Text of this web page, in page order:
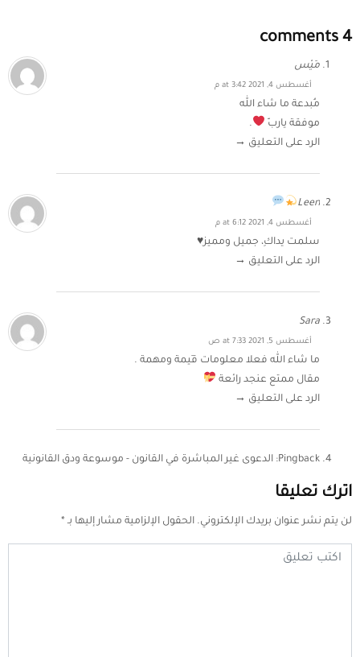
4 comments
مَيْس
أغسطس 4, 2021 at 3:42 م
مُبدعة ما شاء الله
موفقة ياربّ
.
الرد على التعليق →
Leen
أغسطس 4, 2021 at 6:12 م
سلمت يداكِ، جميل ومميز♥️
الرد على التعليق →
Sara
أغسطس 5, 2021 at 7:33 ص
ما شاء الله فعلا معلومات قَيمة ومهمة .
مقال ممتع عنجد رائعة
الرد على التعليق →
Pingback: الدعوى غير المباشرة في القانون - موسوعة ودق القانونية
اترك تعليقا
لن يتم نشر عنوان بريدك الإلكتروني. الحقول الإلزامية مشار إليها بـ *